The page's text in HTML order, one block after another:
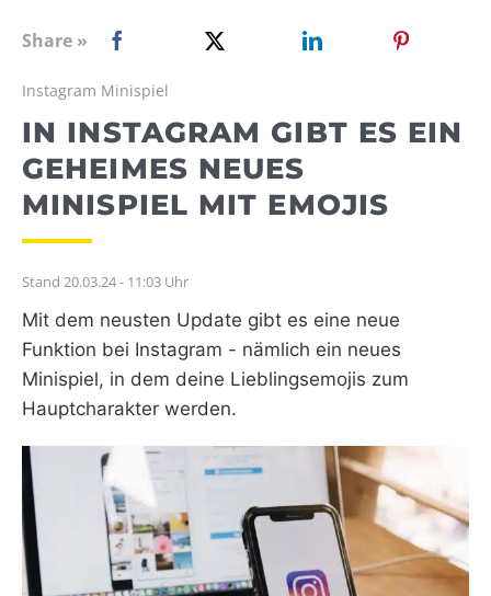
WEBRADIO
Share »
Instagram Minispiel
IN INSTAGRAM GIBT ES EIN
GEHEIMES NEUES
MINISPIEL MIT EMOJIS
Stand 20.03.24 - 11:03 Uhr
Mit dem neusten Update gibt es eine neue
Funktion bei Instagram - nämlich ein neues
Minispiel, in dem deine Lieblingsemojis zum
Hauptcharakter werden.